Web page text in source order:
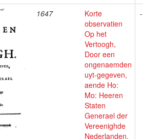
1647
Korte
observatien
Op het
Vertoogh,
Door een
ongenaemden
uyt-gegeven,
aende Ho:
Mo: Heeren
Staten
Generael der
Vereenighde
Nederlanden.
-